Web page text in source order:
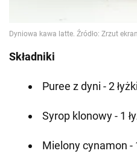
Składniki
Puree z dyni - 2
Syrop klonowy - 1
Mielony cynamon -